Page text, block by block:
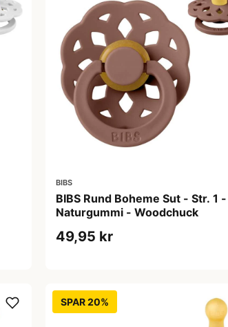
BIBS
BIBS Rund Boheme Sut - Str. 1 -
Naturgummi - Woodchuck
49,95 kr
SPAR 20%